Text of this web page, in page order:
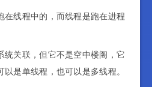
在线程中的，而线程是跑在进程
统关联，但它不是空中楼阁，它
是单线程，也可以是多线程。